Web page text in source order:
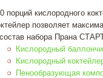
порций кислородного
позволяет
набора Прана
Кислородный
Кислородный
Пенообразующая